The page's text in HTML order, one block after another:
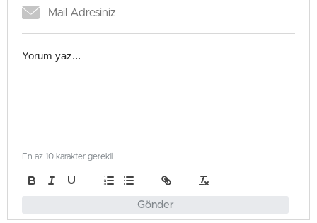
Gönder
En az 10 karakter gerekli